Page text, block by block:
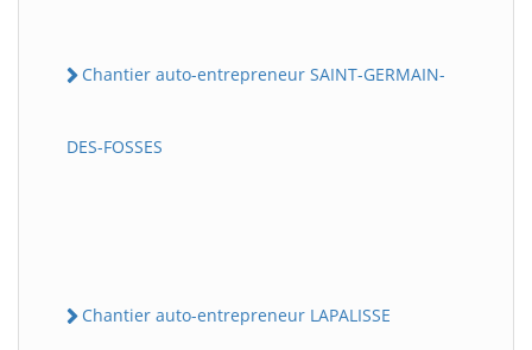
Chantier auto-entrepreneur SAINT-GERMAIN-
DES-FOSSES
Chantier auto-entrepreneur LAPALISSE